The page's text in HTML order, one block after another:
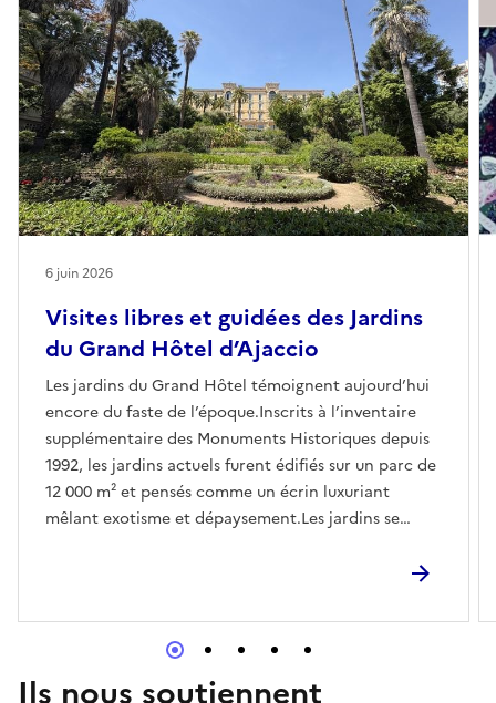
Visites libres et guidées des Jardins
du Grand Hôtel d’Ajaccio
Les jardins du Grand Hôtel témoignent aujourd’hui
encore du faste de l’époque.Inscrits à l’inventaire
supplémentaire des Monuments Historiques depuis
1992, les jardins actuels furent édifiés sur un parc de
12 000 m² et pensés comme un écrin luxuriant
mêlant exotisme et dépaysement.Les jardins se
visites guidées sont également proposées à 10h, 11h,
6 juin 2026
Ils nous soutiennent